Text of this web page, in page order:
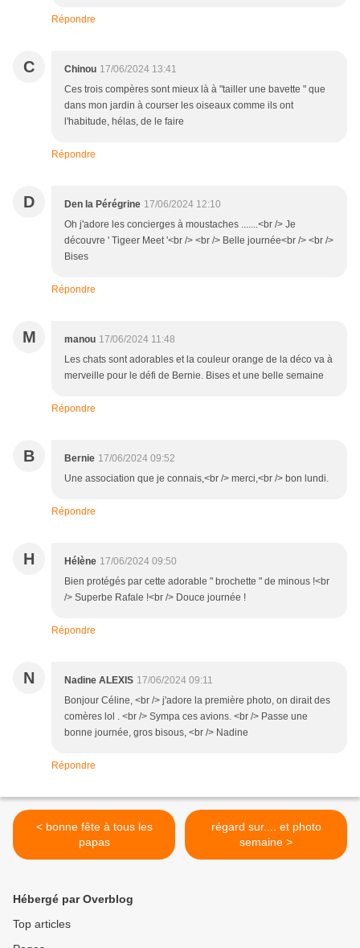
Répondre
C Chinou 17/06/2024 13:41
Ces trois compères sont mieux là à "tailler une bavette " que
dans mon jardin à courser les oiseaux comme ils ont
l'habitude, hélas, de le faire
Répondre
D Den la Pérégrine 17/06/2024 12:10
Oh j'adore les concierges à moustaches .......<br /> Je
découvre ' Tigeer Meet '<br /> <br /> Belle journée<br /> <br />
Bises
Répondre
M manou 17/06/2024 11:48
Les chats sont adorables et la couleur orange de la déco va à
merveille pour le défi de Bernie. Bises et une belle semaine
Répondre
B Bernie 17/06/2024 09:52
Une association que je connais,<br /> merci,<br /> bon lundi.
Répondre
H Hélène 17/06/2024 09:50
Bien protégés par cette adorable " brochette " de minous !<br
/> Superbe Rafale !<br /> Douce journée !
Répondre
N Nadine ALEXIS 17/06/2024 09:11
Bonjour Céline, <br /> j'adore la première photo, on dirait des
comères lol . <br /> Sympa ces avions. <br /> Passe une
bonne journée, gros bisous, <br /> Nadine
Répondre
< bonne fête à tous les
papas
régard sur.... et photo
semaine >
Hébergé par Overblog
Top articles